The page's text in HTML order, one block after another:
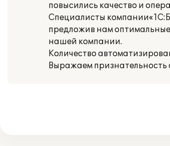
повысились качество и
Специалисты
предложив нам
нашей компании.
Количество
Выражаем